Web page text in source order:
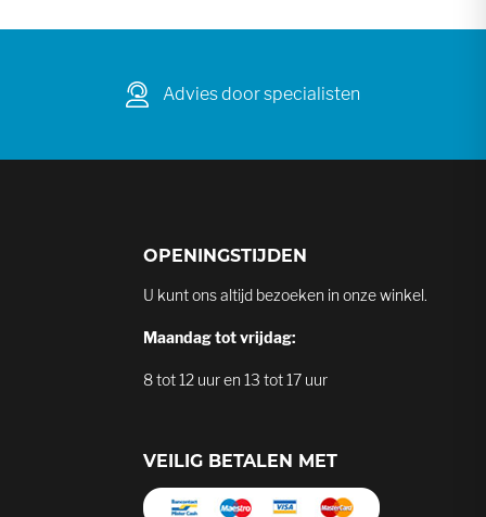
Advies door specialisten
OPENINGSTIJDEN
U kunt ons altijd bezoeken in onze winkel.
Maandag tot vrijdag:
8 tot 12 uur en 13 tot 17 uur
VEILIG BETALEN MET